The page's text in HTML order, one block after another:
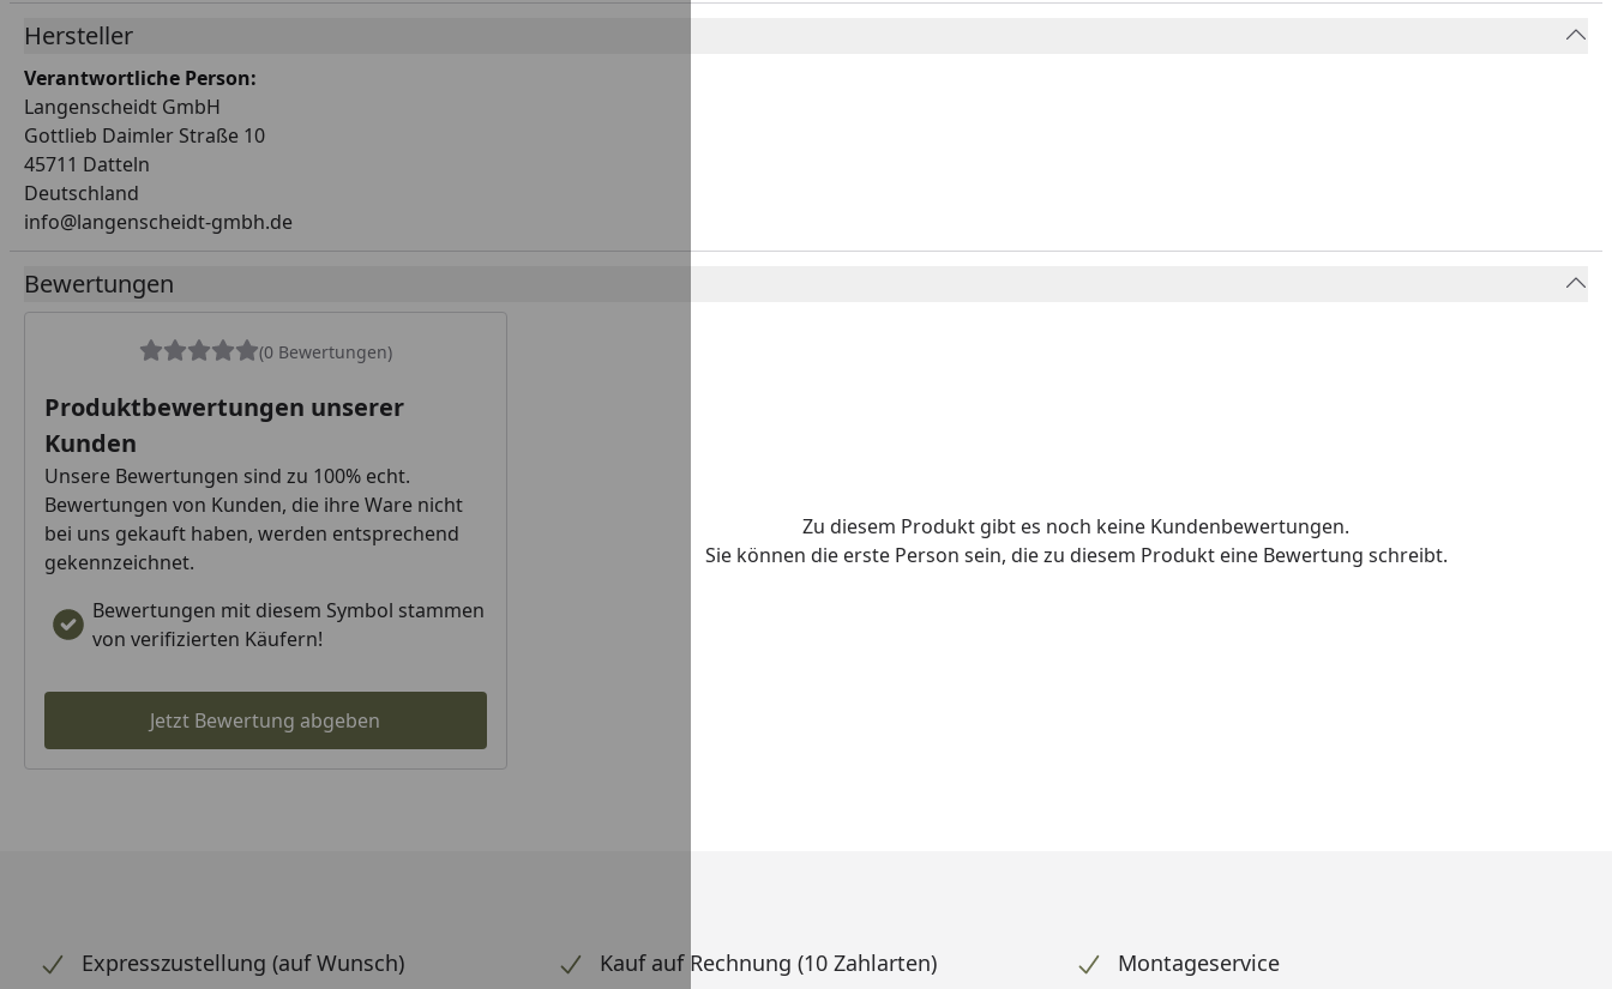
Hersteller
Verantwortliche Person:
Langenscheidt GmbH
Gottlieb Daimler Straße 10
45711 Datteln
Deutschland
info@langenscheidt-gmbh.de
Bewertungen
(0 Bewertungen)
Produktbewertungen unserer
Kunden
Unsere Bewertungen sind zu 100% echt.
Bewertungen von Kunden, die ihre Ware nicht
bei uns gekauft haben, werden entsprechend
gekennzeichnet.
Bewertungen mit diesem Symbol stammen
von verifizierten Käufern!
Jetzt Bewertung abgeben
Zu diesem Produkt gibt es noch keine Kundenbewertungen.
Sie können die erste Person sein, die zu diesem Produkt eine Bewertung schreibt.
Expresszustellung (auf Wunsch) Kauf auf Rechnung (10 Zahlarten) Montageservice